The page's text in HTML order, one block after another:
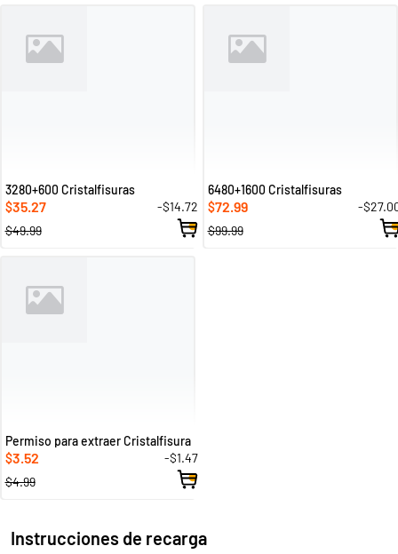
3280+600 Cristalfisuras
$35.27
-$14.72
$49.99
6480+1600 Cristalfisuras
$72.99
-
$99.99
Permiso para extraer Cristalfisura
$3.52
-$1.47
$4.99
Instrucciones de recarga